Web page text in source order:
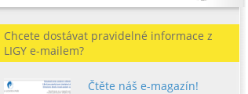
Chcete dostávat pravidelné informace z
LIGY e-mailem?
Čtěte náš e-magazín!